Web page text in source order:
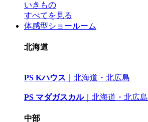
いきもの
すべてを見る
体感型ショールーム
北海道
PS Kハウス 北海道・北広島
PS マダガスカル｜ 北海道・北広島
中部